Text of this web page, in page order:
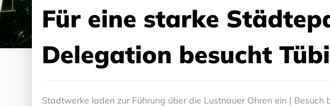
Für eine starke
Delegation besucht
Stadtwerke laden zur Führung über die Lustnauer Ohren ein |